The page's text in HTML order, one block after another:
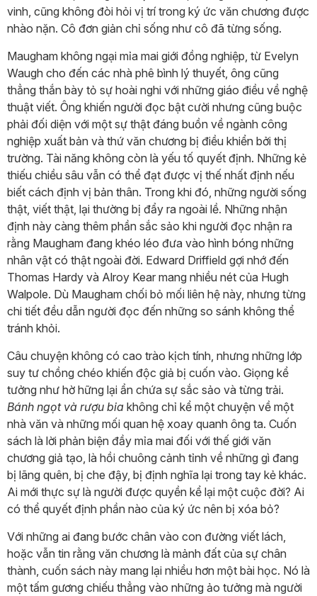
vinh, cũng không đòi hỏi vị trí trong ký ức văn chương được
nhào nặn. Cô đơn giản chỉ sống như cô đã từng sống.
Maugham không ngại mỉa mai giới đồng nghiệp, từ Evelyn
Waugh cho đến các nhà phê bình lý thuyết, ông cũng
thẳng thắn bày tỏ sự hoài nghi với những giáo điều về nghệ
thuật viết. Ông khiến người đọc bật cười nhưng cũng buộc
phải đối diện với một sự thật đáng buồn về ngành công
nghiệp xuất bản và thứ văn chương bị điều khiển bởi thị
trường. Tài năng không còn là yếu tố quyết định. Những kẻ
thiếu chiều sâu vẫn có thể đạt được vị thế nhất định nếu
biết cách định vị bản thân. Trong khi đó, những người sống
thật, viết thật, lại thường bị đẩy ra ngoài lề. Những nhận
định này càng thêm phần sắc sảo khi người đọc nhận ra
rằng Maugham đang khéo léo đưa vào hình bóng những
nhân vật có thật ngoài đời. Edward Driffield gợi nhớ đến
Thomas Hardy và Alroy Kear mang nhiều nét của Hugh
Walpole. Dù Maugham chối bỏ mối liên hệ này, nhưng từng
chi tiết đều dẫn người đọc đến những so sánh không thể
tránh khỏi.
Câu chuyện không có cao trào kịch tính, nhưng những lớp
suy tư chồng chéo khiến độc giả bị cuốn vào. Giọng kể
tưởng như hờ hững lại ẩn chứa sự sắc sảo và từng trải.
Bánh ngọt và rượu bia không chỉ kể một chuyện về một
nhà văn và những mối quan hệ xoay quanh ông ta. Cuốn
sách là lời phản biện đầy mỉa mai đối với thế giới văn
chương giả tạo, là hồi chuông cảnh tỉnh về những gì đang
bị lãng quên, bị che đậy, bị định nghĩa lại trong tay kẻ khác.
Ai mới thực sự là người được quyền kể lại một cuộc đời? Ai
có thể quyết định phần nào của ký ức nên bị xóa bỏ?
Với những ai đang bước chân vào con đường viết lách,
hoặc vẫn tin rằng văn chương là mảnh đất của sự chân
thành, cuốn sách này mang lại nhiều hơn một bài học. Nó là
một tấm gương chiếu thẳng vào những ảo tưởng mà người